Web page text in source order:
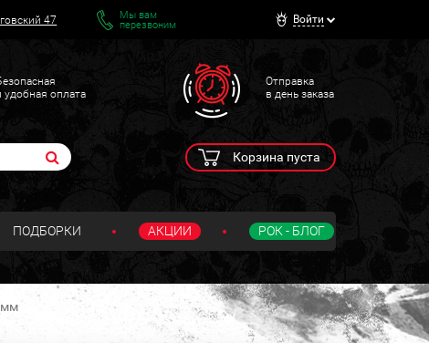
47
Мы вам
перезвоним
Войти
удобная оплата
Отправка
в день заказа
Корзина пуста
ПОДБОРКИ АКЦИИ РОК - БЛОГ
мм